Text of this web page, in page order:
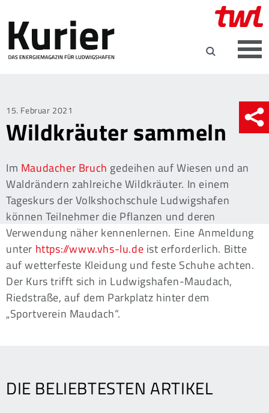
Posted
on
15. Februar 2021
Wildkräuter sammeln
Im Maudacher Bruch gedeihen auf Wiesen und an
Waldrändern zahlreiche Wildkräuter. In einem
Tageskurs der Volkshochschule Ludwigshafen
können Teilnehmer die Pflanzen und deren
Verwendung näher kennenlernen. Eine Anmeldung
unter https://www.vhs-lu.de ist erforderlich. Bitte
auf wetterfeste Kleidung und feste Schuhe achten.
Der Kurs trifft sich in Ludwigshafen-Maudach,
Riedstraße, auf dem Parkplatz hinter dem
„Sportverein Maudach“.
DIE BELIEBTESTEN ARTIKEL